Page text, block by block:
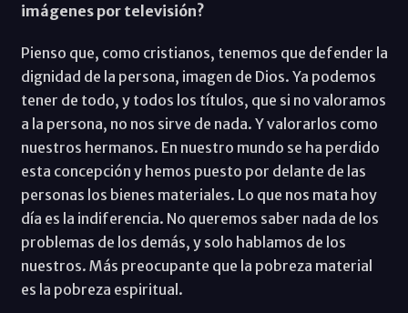
imágenes por televisión?
Pienso que, como cristianos, tenemos que defender la
dignidad de la persona, imagen de Dios. Ya podemos
tener de todo, y todos los títulos, que si no valoramos
a la persona, no nos sirve de nada. Y valorarlos como
nuestros hermanos. En nuestro mundo se ha perdido
esta concepción y hemos puesto por delante de las
personas los bienes materiales. Lo que nos mata hoy
día es la indiferencia. No queremos saber nada de los
problemas de los demás, y solo hablamos de los
nuestros. Más preocupante que la pobreza material
es la pobreza espiritual.